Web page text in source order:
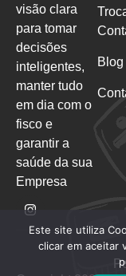
visão clara
para tomar
decisões
inteligentes,
manter tudo
em dia com o
fisco e
garantir a
saúde da sua
Empresa
Blog
Este site utiliza
clicar em aceitar